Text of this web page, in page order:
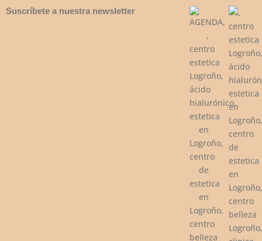
Suscríbete a nuestra newsletter